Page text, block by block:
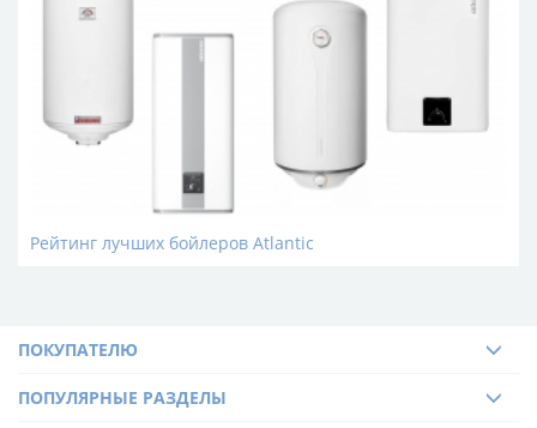
Рейтинг лучших бойлеров Atlantic
ПОКУПАТЕЛЮ
ПОПУЛЯРНЫЕ РАЗДЕЛЫ